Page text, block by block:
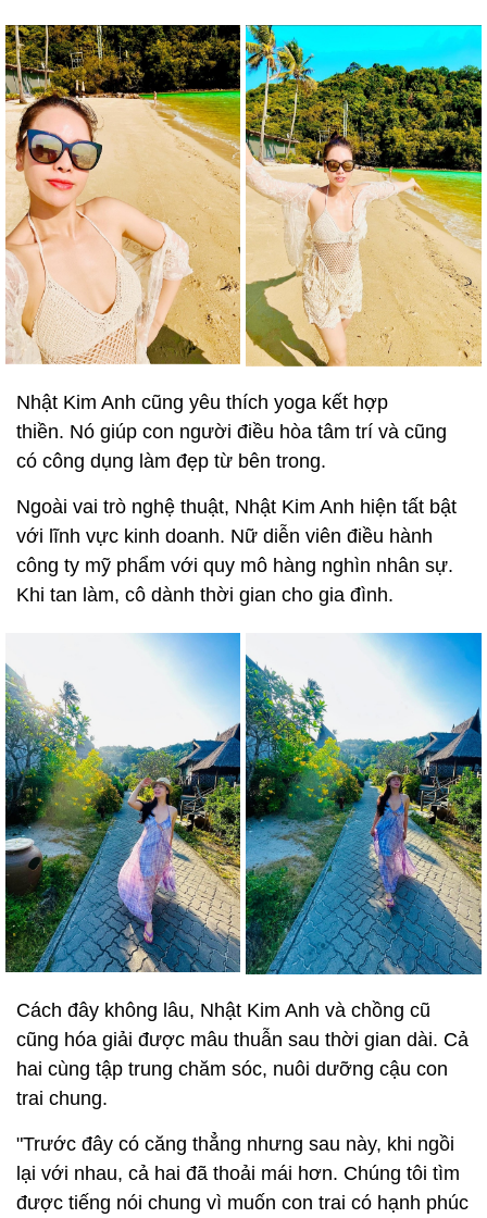
Nhật Kim Anh cũng yêu thích yoga kết hợp
thiền. Nó giúp con người điều hòa tâm trí và cũng
có công dụng làm đẹp từ bên trong.
Ngoài vai trò nghệ thuật, Nhật Kim Anh hiện tất bật
với lĩnh vực kinh doanh. Nữ diễn viên điều hành
công ty mỹ phẩm với quy mô hàng nghìn nhân sự.
Khi tan làm, cô dành thời gian cho gia đình.
Cách đây không lâu, Nhật Kim Anh và chồng cũ
cũng hóa giải được mâu thuẫn sau thời gian dài. Cả
hai cùng tập trung chăm sóc, nuôi dưỡng cậu con
trai chung.
"Trước đây có căng thẳng nhưng sau này, khi ngồi
lại với nhau, cả hai đã thoải mái hơn. Chúng tôi tìm
được tiếng nói chung vì muốn con trai có hạnh phúc